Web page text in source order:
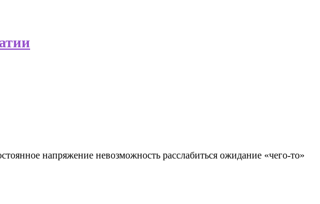
напряжение невозможность расслабиться ожидание «чего-то»